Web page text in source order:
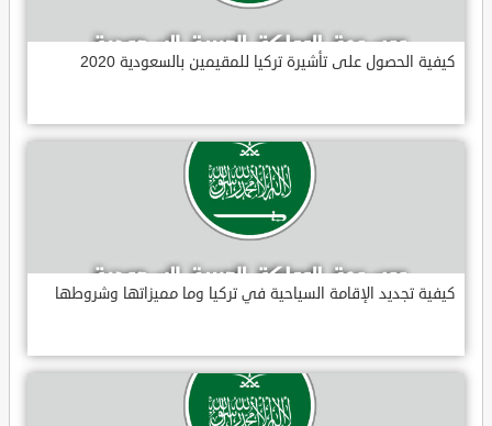
كيفية الحصول على تأشيرة تركيا للمقيمين بالسعودية 2020
كيفية تجديد الإقامة السياحية في تركيا وما مميزاتها وشروطها